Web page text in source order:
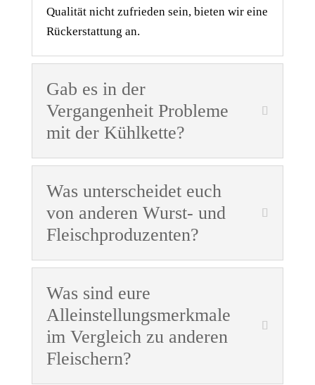
Qualität nicht zufrieden sein, bieten wir eine
Rückerstattung an.
Gab es in der
Vergangenheit Probleme
mit der Kühlkette?
Was unterscheidet euch
von anderen Wurst- und
Fleischproduzenten?
Was sind eure
Alleinstellungsmerkmale
im Vergleich zu anderen
Fleischern?